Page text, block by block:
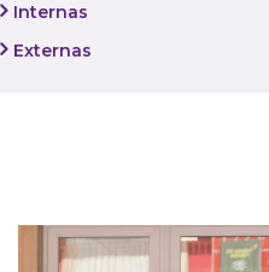
Internas
Externas